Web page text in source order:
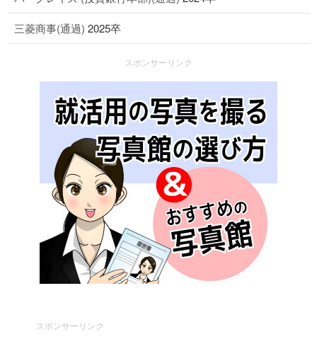
三菱商事(通過) 2025卒
スポンサーリンク
スポンサーリンク